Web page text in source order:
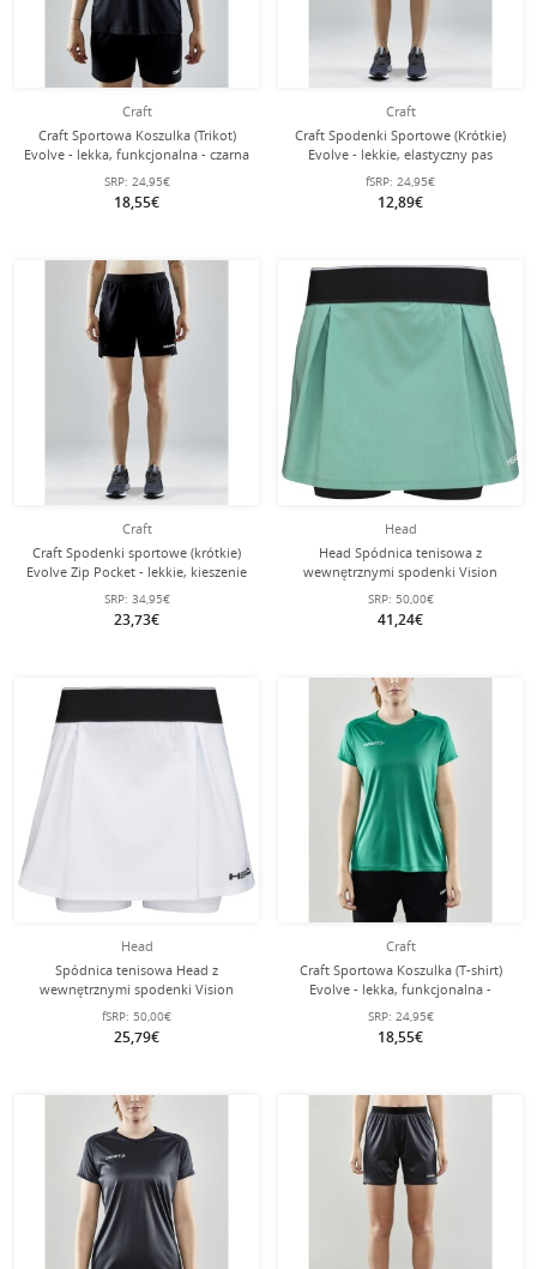
Craft
Craft Sportowa Koszulka (Trikot)
Evolve - lekka, funkcjonalna - czarna
Damska
SRP: 24,95€
18,55€
Craft
Craft Spodenki Sportowe (Krótkie)
Evolve - lekkie, elastyczny pas
biodrowy z sznurkiem, bez kieszeni
bocznych - czarne Damskie
fSRP: 24,95€
12,89€
Craft
Craft Spodenki sportowe (krótkie)
Evolve Zip Pocket - lekkie, kieszenie
na zamek błyskawiczny - czarne
damskie
SRP: 34,95€
23,73€
Head
Head Spódnica tenisowa z
wewnętrznymi spodenki Vision
Dynamic zielona damska
SRP: 50,00€
41,24€
Head
Spódnica tenisowa Head z
wewnętrznymi spodenki Vision
Dynamic biała damska
fSRP: 50,00€
25,79€
Craft
Craft Sportowa Koszulka (T-shirt)
Evolve - lekka, funkcjonalna -
zielona Damska
SRP: 24,95€
18,55€